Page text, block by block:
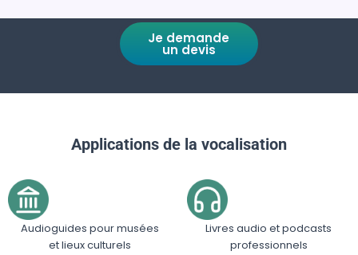
Je demande
un devis
Applications de la vocalisation
Audioguides pour musées
et lieux culturels
Livres audio et podcasts
professionnels